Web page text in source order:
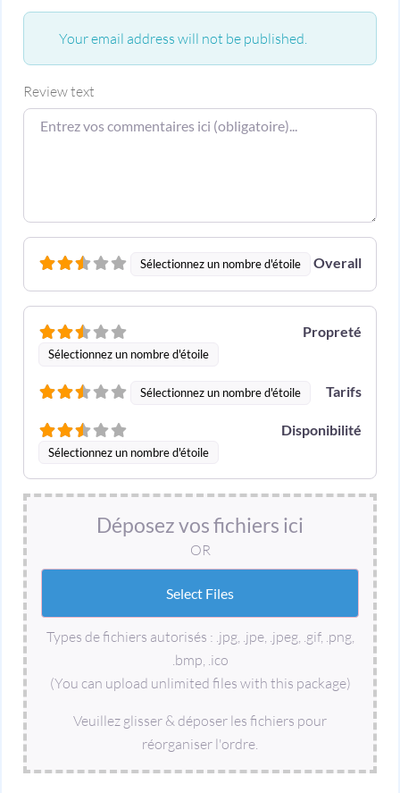
Your email address will not be published.
Review text
Sélectionnez un nombre d'étoile Overall
Sélectionnez un nombre d'étoile
Propreté
Sélectionnez un nombre d'étoile Tarifs
Sélectionnez un nombre d'étoile
Disponibilité
Déposez vos fichiers ici
OR
Types de fichiers autorisés : .jpg, .jpe, .jpeg, .gif, .png,
.bmp, .ico
(You can upload unlimited files with this package)
Veuillez glisser & déposer les fichiers pour
réorganiser l'ordre.